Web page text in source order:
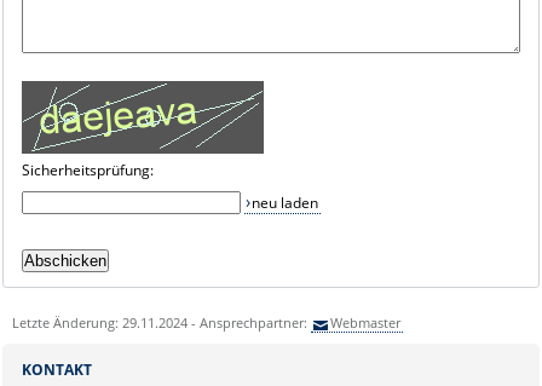
Sicherheitsprüfung:
neu laden
Letzte Änderung: 29.11.2024 - Ansprechpartner: Webmaster
KONTAKT